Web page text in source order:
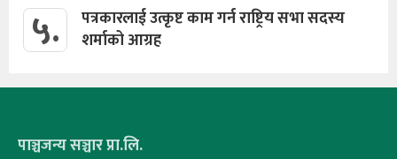
५.
पत्रकारलाई उत्कृष्ट काम गर्न राष्ट्रिय सभा सदस्य
शर्माको आग्रह
पाञ्चजन्य सञ्चार प्रा.लि.